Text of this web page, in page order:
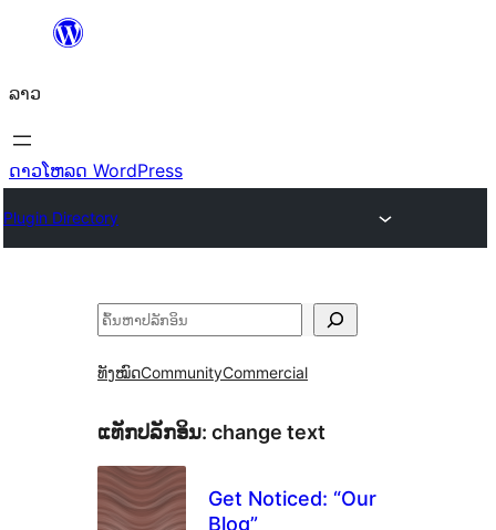
ທີ່
ເນື້ອຫາ
ລາວ
ດາວໂຫລດ WordPress
Plugin Directory
ຄົ້ນຫາ
ທັງໝົດCommunityCommercial
ແທັກປລັກອິນ: change text
Get Noticed: “Our
Blog”